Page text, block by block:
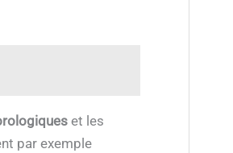
et les
par exemple